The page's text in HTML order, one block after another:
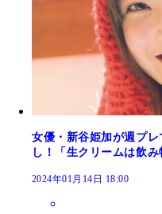
女優・新谷姫加が週プ
し！「生クリームは飲み
2024年01月14日 18:00